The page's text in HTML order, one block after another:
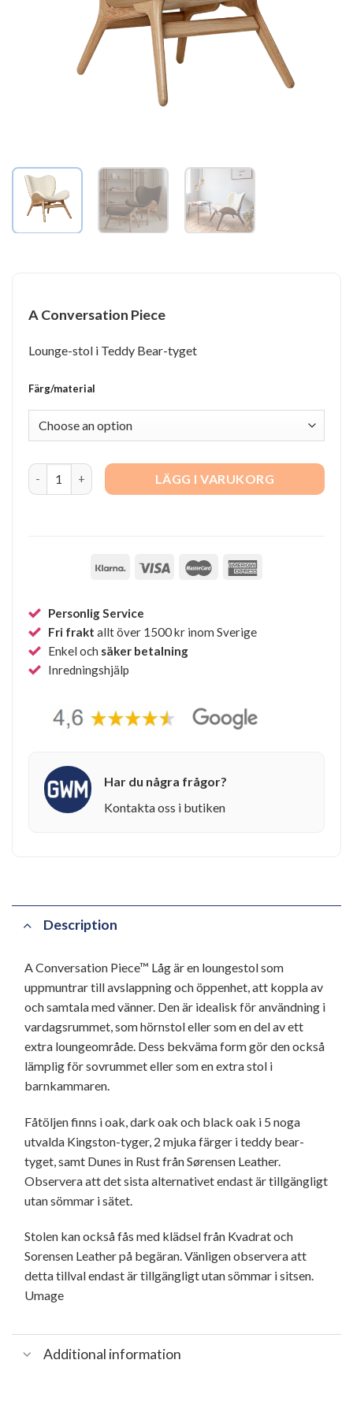
A Conversation Piece
Lounge-stol i Teddy Bear-tyget
Färg/material
A Conversation Piece quantityLÄGG I VARUKORG
Personlig Service
Fri frakt allt över 1500 kr inom Sverige
Enkel och säker betalning
Inredningshjälp
Har du några frågor?
Kontakta oss i butiken
Description
A Conversation Piece™ Låg är en loungestol som
uppmuntrar till avslappning och öppenhet, att koppla av
och samtala med vänner. Den är idealisk för användning i
vardagsrummet, som hörnstol eller som en del av ett
extra loungeområde. Dess bekväma form gör den också
lämplig för sovrummet eller som en extra stol i
barnkammaren.
Fåtöljen finns i oak, dark oak och black oak i 5 noga
utvalda Kingston-tyger, 2 mjuka färger i teddy bear-
tyget, samt Dunes in Rust från Sørensen Leather.
Observera att det sista alternativet endast är tillgängligt
utan sömmar i sätet.
Stolen kan också fås med klädsel från Kvadrat och
Sorensen Leather på begäran. Vänligen observera att
detta tillval endast är tillgängligt utan sömmar i sitsen.
Umage
Additional information